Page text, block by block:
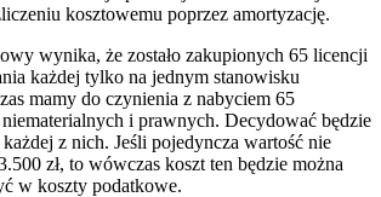
kosztowemu poprzez amortyzację.
wynika, że zostało zakupionych 65 licencji
każdej tylko na jednym stanowisku
mamy do czynienia z nabyciem 65
i prawnych. Decydować będzie
z nich. Jeśli pojedyncza wartość nie
zł, to wówczas koszt ten będzie można
w koszty podatkowe.